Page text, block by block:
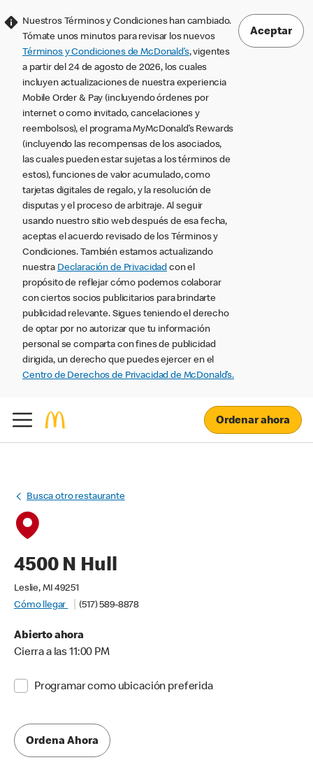
Nuestros Términos y Condiciones han cambiado.
Tómate unos minutos para revisar los nuevos
Términos y Condiciones de McDonald’s, vigentes
a partir del 24 de agosto de 2026, los cuales
incluyen actualizaciones de nuestra experiencia
Mobile Order & Pay (incluyendo órdenes por
internet o como invitado, cancelaciones y
reembolsos), el programa MyMcDonald’s Rewards
(incluyendo las recompensas de los asociados,
las cuales pueden estar sujetas a los términos de
estos), funciones de valor acumulado, como
tarjetas digitales de regalo, y la resolución de
disputas y el proceso de arbitraje. Al seguir
usando nuestro sitio web después de esa fecha,
aceptas el acuerdo revisado de los Términos y
Condiciones. También estamos actualizando
nuestra Declaración de Privacidad con el
propósito de reflejar cómo podemos colaborar
con ciertos socios publicitarios para brindarte
publicidad relevante. Sigues teniendo el derecho
de optar por no autorizar que tu información
personal se comparta con fines de publicidad
dirigida, un derecho que puedes ejercer en el
Centro de Derechos de Privacidad de McDonald’s.
Aceptar
Ordenar ahora
Busca otro restaurante
4500 N Hull
Leslie, MI 49251
Cómo llegar
(517) 589-8878
Abierto ahora
Cierra a las 11:00 PM
Programar como ubicación preferida
Ordena Ahora